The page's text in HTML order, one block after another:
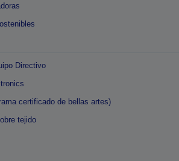
Directivo
certificado de bellas artes)
tejido